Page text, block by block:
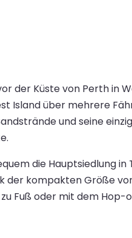
der Küste von Perth in
Island über mehrere
und seine
die Hauptsiedlung
der kompakten Größe
Fuß oder mit dem